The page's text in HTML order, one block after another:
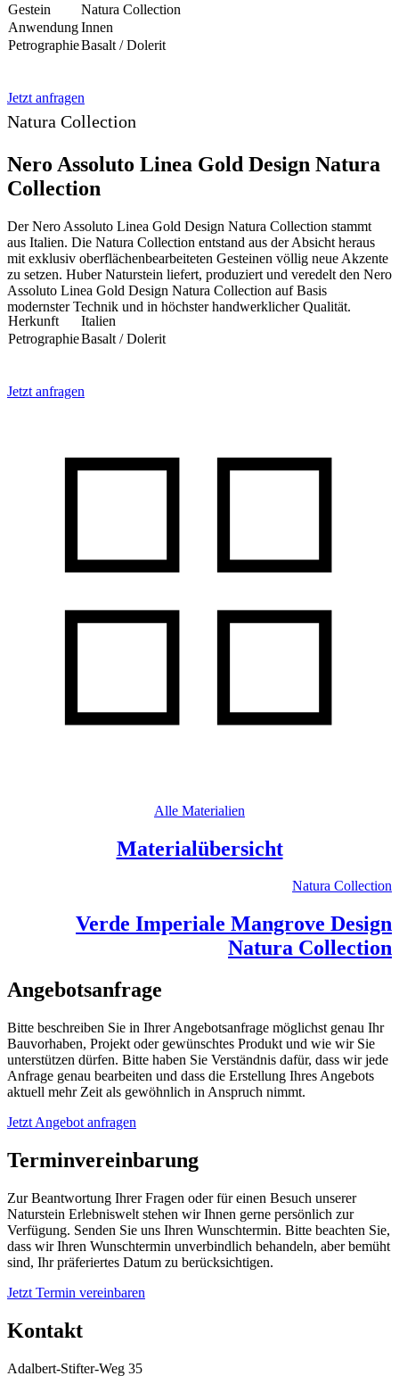
Gestein
Natura Collection
AnwendungInnen
PetrographieBasalt / Dolerit
Jetzt anfragen
Natura Collection
Nero Assoluto Linea Gold Design Natura
Collection
Der Nero Assoluto Linea Gold Design Natura Collection stammt
aus Italien. Die Natura Collection entstand aus der Absicht heraus
mit exklusiv oberflächenbearbeiteten Gesteinen völlig neue Akzente
zu setzen. Huber Naturstein liefert, produziert und veredelt den Nero
Assoluto Linea Gold Design Natura Collection auf Basis
modernster Technik und in höchster handwerklicher Qualität.
Herkunft
Italien
PetrographieBasalt / Dolerit
Jetzt anfragen
Alle Materialien
Materialübersicht
Natura Collection
Verde Imperiale Mangrove Design
Natura Collection
Angebotsanfrage
Bitte beschreiben Sie in Ihrer Angebotsanfrage möglichst genau Ihr
Bauvorhaben, Projekt oder gewünschtes Produkt und wie wir Sie
unterstützen dürfen. Bitte haben Sie Verständnis dafür, dass wir jede
Anfrage genau bearbeiten und dass die Erstellung Ihres Angebots
aktuell mehr Zeit als gewöhnlich in Anspruch nimmt.
Jetzt Angebot anfragen
Terminvereinbarung
Zur Beantwortung Ihrer Fragen oder für einen Besuch unserer
Naturstein Erlebniswelt stehen wir Ihnen gerne persönlich zur
Verfügung. Senden Sie uns Ihren Wunschtermin. Bitte beachten Sie,
dass wir Ihren Wunschtermin unverbindlich behandeln, aber bemüht
sind, Ihr präferiertes Datum zu berücksichtigen.
Jetzt Termin vereinbaren
Kontakt
Adalbert-Stifter-Weg 35